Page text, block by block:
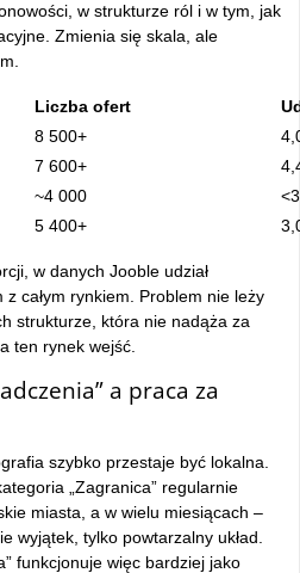
w strukturze ról i w tym, jak
Zmienia się skala, ale
Liczba ofert
8 500+
7 600+
~4 000
5 400+
w danych Jooble udział
całym rynkiem. Problem nie leży
strukturze, która nie nadąża za
ten rynek wejść.
a praca za
szybko przestaje być lokalna.
„Zagranica” regularnie
miasta, a w wielu miesiącach –
wyjątek, tylko powtarzalny układ.
funkcjonuje więc bardziej jako